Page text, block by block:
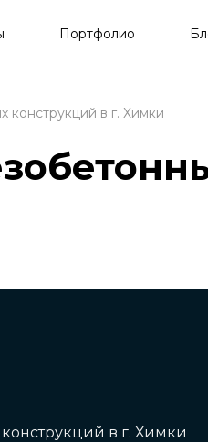
Портфолио
конструкций в г. Химки
в г. Химки